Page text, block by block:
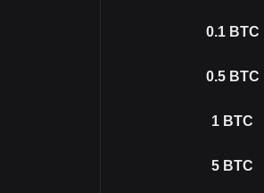
0.1 BTC
0.5 BTC
1 BTC
5 BTC